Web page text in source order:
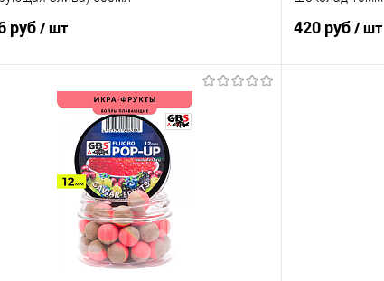
руб/ шт
В корзину
Сравнение
В избранное
В наличии
420 руб/ шт